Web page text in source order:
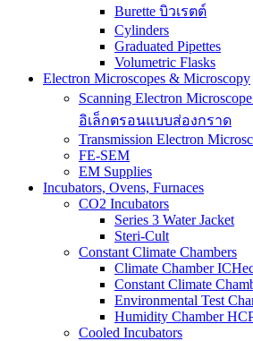
Burette บิวเรตต์
Cylinders
Graduated Pipettes
Volumetric Flasks
Electron Microscopes & Microscopy
Scanning Electron
อิเล็กตรอนแบบส่องกราด
Transmission Electron
FE-SEM
EM Supplies
Incubators, Ovens, Furnaces
CO2 Incubators
Series 3 Water Jacket
Steri-Cult
Constant Climate Chambers
Climate Chamber
Constant Climate
Environmental Test
Humidity Chamber
Cooled Incubators